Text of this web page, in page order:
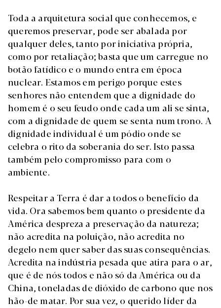
Toda a arquitetura social que conhecemos, e
queremos preservar, pode ser abalada por
qualquer deles, tanto por iniciativa própria,
como por retaliação; basta que um carregue no
botão fatídico e o mundo entra em época
nuclear. Estamos em perigo porque estes
senhores não entendem que a dignidade do
homem é o seu feudo onde cada um ali se sinta,
com a dignidade de quem se senta num trono. A
dignidade individual é um pódio onde se
celebra o rito da soberania do ser. Isto passa
também pelo compromisso para com o
ambiente.
Respeitar a Terra é dar a todos o benefício da
vida. Ora sabemos bem quanto o presidente da
América despreza a preservação da natureza;
não acredita na poluição, não acredita no
degelo nem quer saber das suas consequências.
Acredita na indústria pesada que atira para o ar,
que é de nós todos e não só da América ou da
China, toneladas de dióxido de carbono que nos
hão-de matar. Por sua vez, o querido líder da